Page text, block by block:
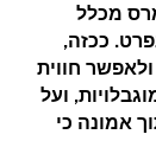
מכלל
ככזה,
חווית
ועל
אמונה כי